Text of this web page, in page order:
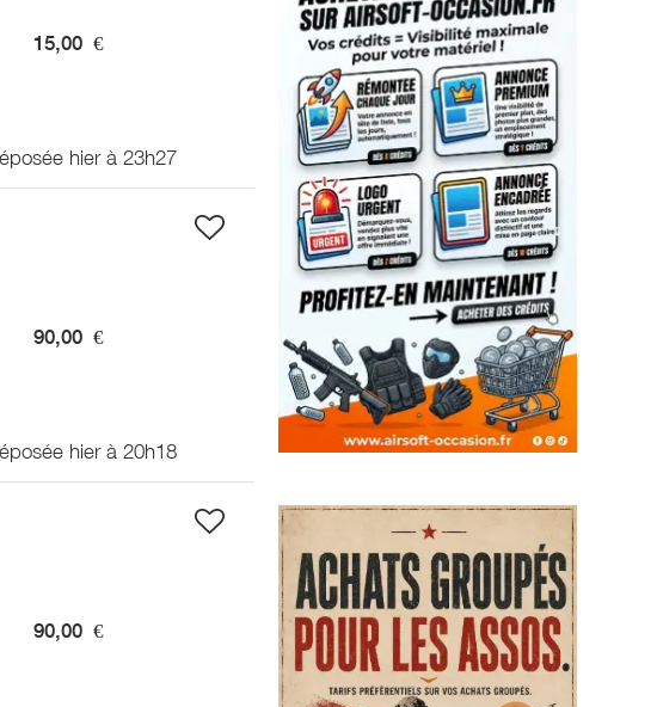
15,00 €
hier à 23h27
90,00 €
hier à 20h18
90,00 €